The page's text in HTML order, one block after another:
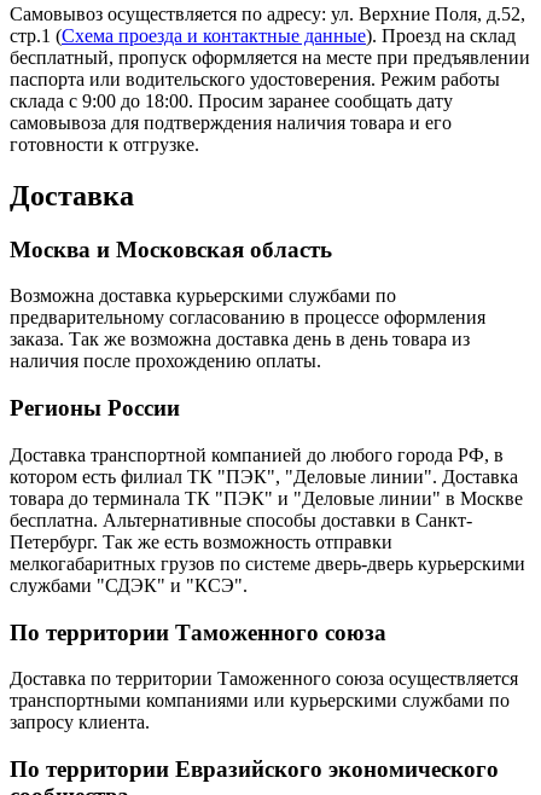
Самовывоз осуществляется по адресу: ул. Верхние Поля, д.52,
стр.1 (Схема проезда и контактные данные). Проезд на склад
бесплатный, пропуск оформляется на месте при предъявлении
паспорта или водительского удостоверения. Режим работы
склада с 9:00 до 18:00. Просим заранее сообщать дату
самовывоза для подтверждения наличия товара и его
готовности к отгрузке.
Доставка
Москва и Московская область
Возможна доставка курьерскими службами по
предварительному согласованию в процессе оформления
заказа. Так же возможна доставка день в день товара из
наличия после прохождению оплаты.
Регионы России
Доставка транспортной компанией до любого города РФ, в
котором есть филиал ТК "ПЭК", "Деловые линии". Доставка
товара до терминала ТК "ПЭК" и "Деловые линии" в Москве
бесплатна. Альтернативные способы доставки в Санкт-
Петербург. Так же есть возможность отправки
мелкогабаритных грузов по системе дверь-дверь курьерскими
службами "СДЭК" и "КСЭ".
По территории Таможенного союза
Доставка по территории Таможенного союза осуществляется
транспортными компаниями или курьерскими службами по
запросу клиента.
По территории Евразийского экономического